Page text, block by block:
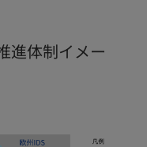
進体制イメー